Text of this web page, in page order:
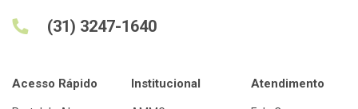
(31) 3247-1640
Acesso Rápido Institucional Atendimento